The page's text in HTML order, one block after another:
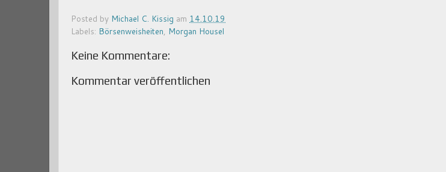
Posted by Michael C. Kissig am 14.10.19
Labels: Börsenweisheiten, Morgan Housel
Keine Kommentare:
Kommentar veröffentlichen